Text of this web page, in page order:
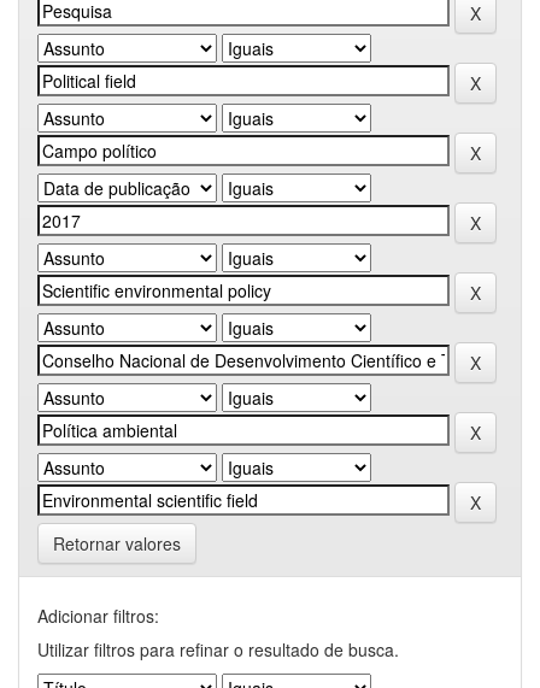
Retornar valores
Adicionar filtros:
Utilizar filtros para refinar o resultado de busca.